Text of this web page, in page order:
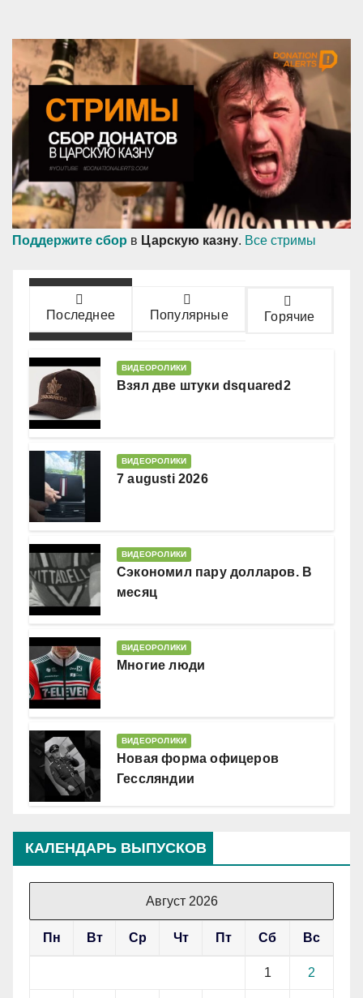
Поддержите сбор в Царскую казну. Все стримы
Последнее Популярные Горячие
ВИДЕОРОЛИКИ
Взял две штуки dsquared2
ВИДЕОРОЛИКИ
7 augusti 2026
ВИДЕОРОЛИКИ
Сэкономил пару долларов. В
месяц
ВИДЕОРОЛИКИ
Многие люди
ВИДЕОРОЛИКИ
Новая форма офицеров
Гессляндии
КАЛЕНДАРЬ ВЫПУСКОВ
Август 2026
Пн Вт Ср Чт Пт Сб Вс
1 2